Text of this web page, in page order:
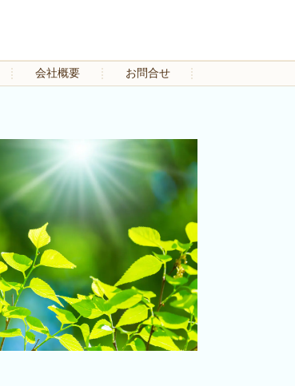
会社概要 お問合せ